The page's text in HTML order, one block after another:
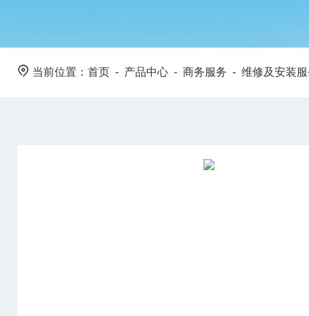
当前位置： 首页 - 产品中心 - 商务服务 - 维修及安装